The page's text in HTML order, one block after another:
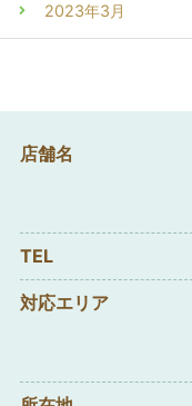
2023年3月
店舗名
TEL
対応エリア